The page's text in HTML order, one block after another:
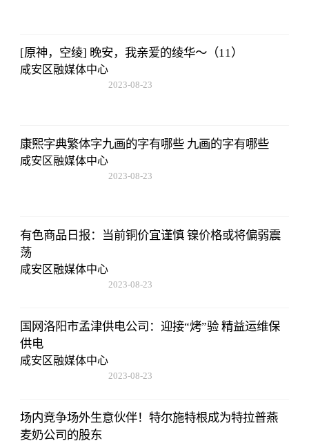
[原神，空绫] 晚安，我亲爱的绫华～（11）
咸安区融媒体中心
2023-08-23
康熙字典繁体字九画的字有哪些 九画的字有哪些
咸安区融媒体中心
2023-08-23
有色商品日报：当前铜价宜谨慎 镍价格或将偏弱震
荡
咸安区融媒体中心
2023-08-23
国网洛阳市孟津供电公司：迎接“烤”验 精益运维保
供电
咸安区融媒体中心
2023-08-23
场内竞争场外生意伙伴！特尔施特根成为特拉普燕
麦奶公司的股东